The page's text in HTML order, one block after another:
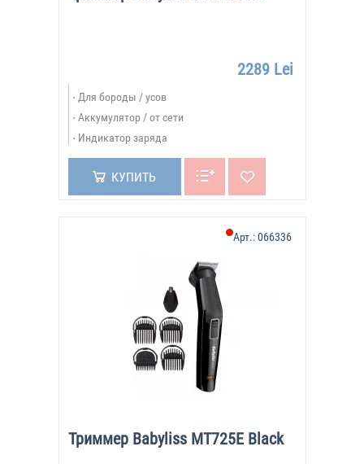
2289 Lei
Для бороды / усов
Аккумулятор / от сети
Индикатор заряда
КУПИТЬ
Триммер Babyliss MT725E Black
Арт.:066336